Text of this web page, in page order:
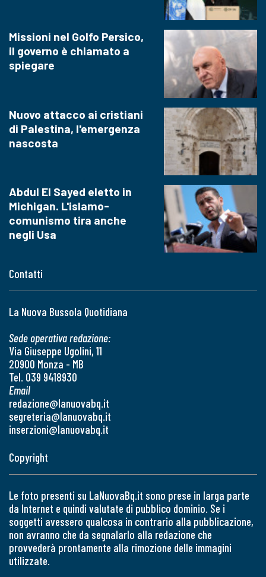
Contatti
La Nuova Bussola Quotidiana
Sede operativa redazione:
Via Giuseppe Ugolini, 11
20900 Monza - MB
Tel. 039 9418930
Email
redazione@lanuovabq.it
segreteria@lanuovabq.it
inserzioni@lanuovabq.it
Missioni nel Golfo Persico,
il governo è chiamato a
spiegare
Nuovo attacco ai cristiani
di Palestina, l'emergenza
nascosta
Abdul El Sayed eletto in
Michigan. L'islamo-
comunismo tira anche
negli Usa
Copyright
Le foto presenti su LaNuovaBq.it sono prese in larga parte
da Internet e quindi valutate di pubblico dominio. Se i
soggetti avessero qualcosa in contrario alla pubblicazione,
non avranno che da segnalarlo alla redazione che
provvederà prontamente alla rimozione delle immagini
utilizzate.